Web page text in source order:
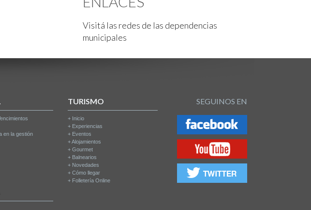
Visitá las redes de las dependencias
municipales
en la gestión
TURISMO
+ Inicio
+ Experiencias
+ Eventos
+Alojamientos
+Gourmet
+ Balnearios
+ Novedades
+Cómo llegar
+ Folletería Online
SEGUINOS EN